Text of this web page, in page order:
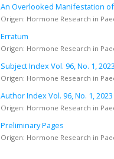
An Overlooked Manifestation
Origen: Hormone Research in
Erratum
Origen: Hormone Research in
Subject Index Vol. 96, No. 1, 2023
Origen: Hormone Research in
Author Index Vol. 96, No. 1, 2023
Origen: Hormone Research in
Preliminary Pages
Origen: Hormone Research in